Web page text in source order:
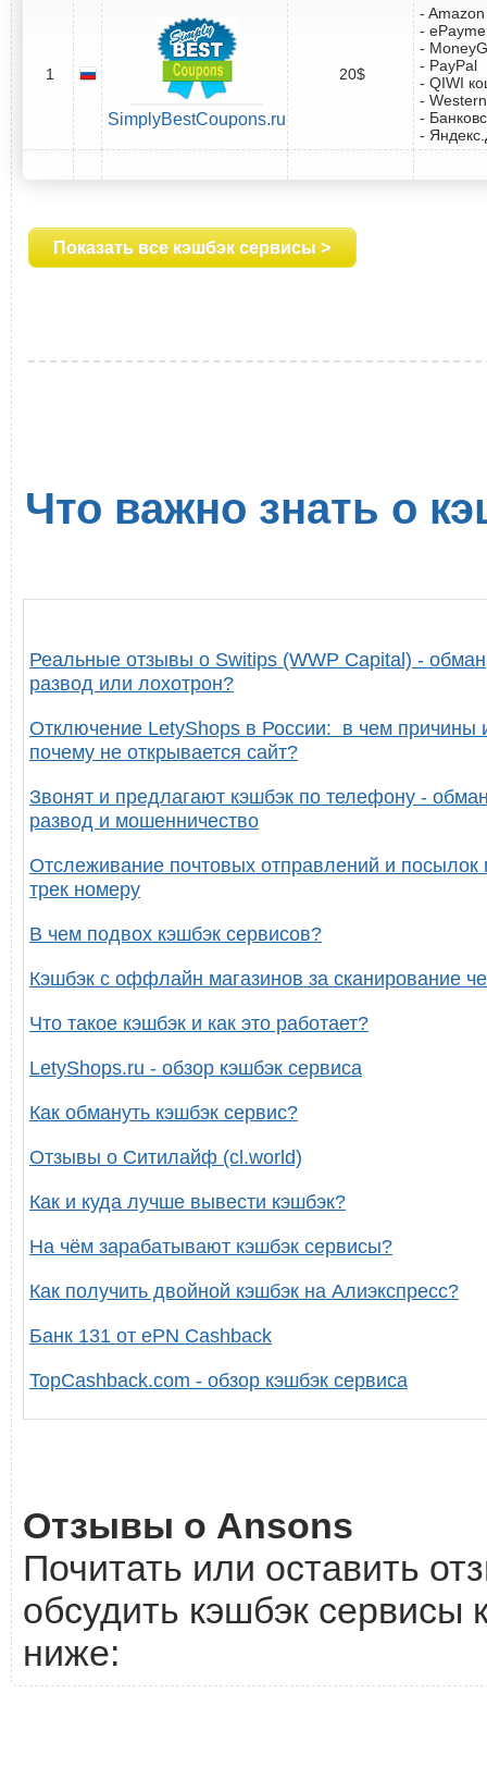
1
SimplyBestCoupons.ru
20$
-
-
-
- PayPal
- QIWI
-
-
-
Показать все кэшбэк сервисы >
Что важно знать о
Реальные отзывы о Switips (WWP Capital) -
развод или лохотрон?
Отключение LetyShops в России: в чем причины
почему не открывается сайт?
Звонят и предлагают кэшбэк по телефону -
развод и мошенничество
Отслеживание почтовых отправлений и посылок
трек номеру
В чем подвох кэшбэк сервисов?
Кэшбэк с оффлайн магазинов за сканирование
Что такое кэшбэк и как это работает?
LetyShops.ru - обзор кэшбэк сервиса
Как обмануть кэшбэк сервис?
Отзывы о Ситилайф (cl.world)
Как и куда лучше вывести кэшбэк?
На чём зарабатывают кэшбэк сервисы?
Как получить двойной кэшбэк на Алиэкспресс?
Банк 131 от ePN Cashback
TopCashback.com - обзор кэшбэк сервиса
Отзывы о Ansons
Почитать или оставить
обсудить кэшбэк сервисы
ниже: